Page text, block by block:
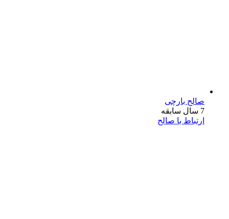
صالح بارچی
7 سال سابقه
ارتباط با صالح